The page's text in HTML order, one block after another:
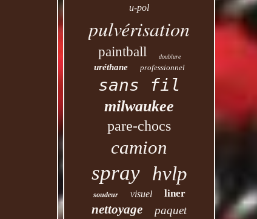
u-pol
pulvérisation
paintball doublure
uréthane professionnel
sans fil
milwaukee
pare-chocs
camion
spray hvlp
soudeur visuel liner
nettoyage paquet